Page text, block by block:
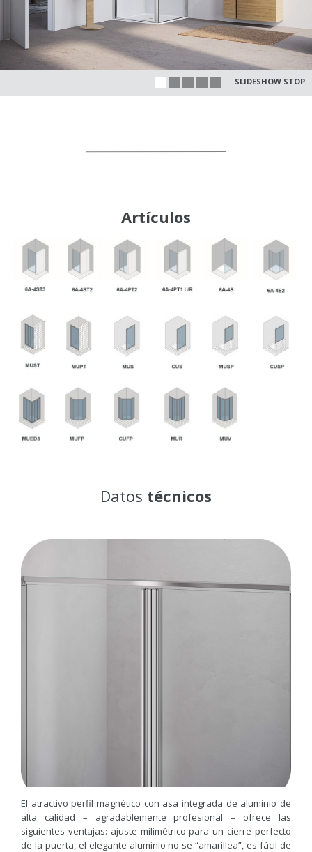
SLIDESHOW STOP
Artículos
Datos técnicos
El atractivo perfil magnético con asa integrada de aluminio de
alta calidad – agradablemente profesional – ofrece las
siguientes ventajas: ajuste milimétrico para un cierre perfecto
de la puerta, el elegante aluminio no se “amarillea”, es fácil de